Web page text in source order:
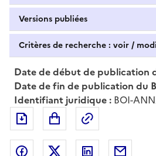
Versions publiées
Critères de recherche : voir /
Date de début de publication
Date de fin de publication du
Identifiant juridique : BOI-
Exporter le document au
Partager sur Facebook
Partager sur Twitter
Partager sur